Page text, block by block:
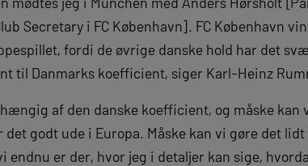
Secretary i FC København]. FC København
fordi de øvrige danske hold har det
til Danmarks koefficient, siger Karl-Heinz
af den danske koefficient, og måske
godt ude i Europa. Måske kan vi gøre det
endnu er der, hvor jeg i detaljer kan sige,